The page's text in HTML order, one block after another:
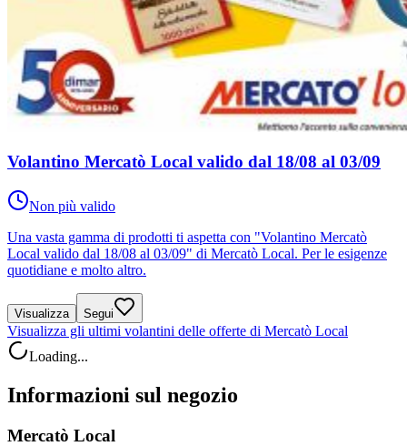
Volantino Mercatò Local valido dal 18/08 al 03/09
Non più valido
Una vasta gamma di prodotti ti aspetta con "Volantino Mercatò
Local valido dal 18/08 al 03/09" di Mercatò Local. Per le esigenze
quotidiane e molto altro.
Visualizza Segui
Visualizza gli ultimi volantini delle offerte di Mercatò Local
Loading...
Informazioni sul negozio
Mercatò Local